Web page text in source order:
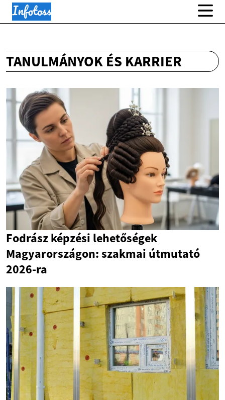
TANULMÁNYOK ÉS KARRIER
Fodrász képzési lehetőségek
Magyarországon: szakmai útmutató
2026-ra